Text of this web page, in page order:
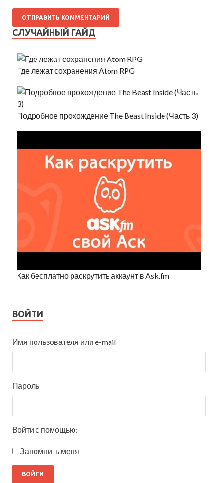
СЛУЧАЙНЫЙ ГАЙД
Где лежат сохранения Atom RPG
Подробное прохождение The Beast Inside (Часть 3)
Как бесплатно раскрутить аккаунт в Ask.fm
ВОЙТИ
Имя пользователя или e-mail
Пароль
Войти с помощью:
Запомнить меня